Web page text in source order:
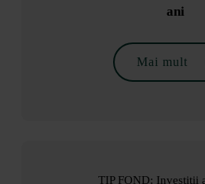
ani
Mai mult
TIP FOND: Investitii